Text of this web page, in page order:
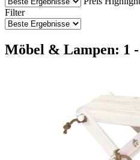
Filter
Möbel & Lampen: 1